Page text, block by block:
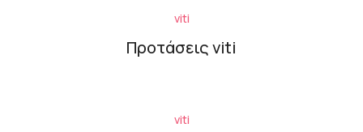
viti
Προτάσεις viti
viti